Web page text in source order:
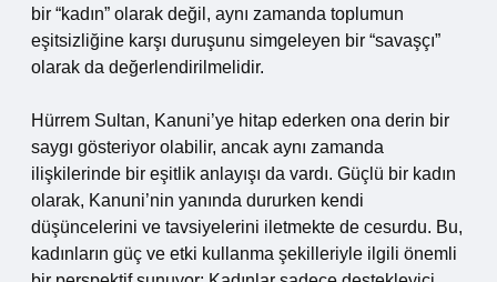
bir “kadın” olarak değil, aynı zamanda toplumun
eşitsizliğine karşı duruşunu simgeleyen bir “savaşçı”
olarak da değerlendirilmelidir.
Hürrem Sultan, Kanuni’ye hitap ederken ona derin bir
saygı gösteriyor olabilir, ancak aynı zamanda
ilişkilerinde bir eşitlik anlayışı da vardı. Güçlü bir kadın
olarak, Kanuni’nin yanında dururken kendi
düşüncelerini ve tavsiyelerini iletmekte de cesurdu. Bu,
kadınların güç ve etki kullanma şekilleriyle ilgili önemli